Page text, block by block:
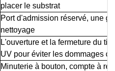
placer le substrat
Port d'admission réservé, une
nettoyage
L'ouverture et la fermeture du
UV pour éviter les dommages
Minuterie à bouton, compte à